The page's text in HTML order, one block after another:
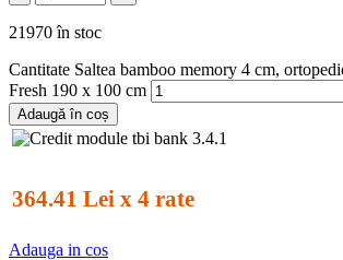
21970 în stoc
Cantitate Saltea bamboo memory 4 cm,
Fresh 190 x 100 cm
Adaugă în coș
364.41 Lei x 4 rate
Adauga in cos